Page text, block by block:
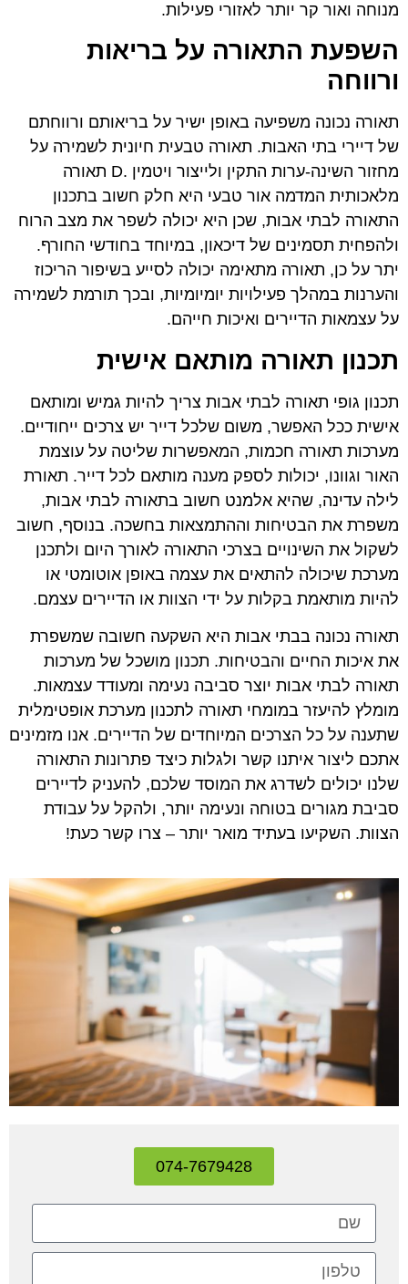
מנוחה ואור קר יותר לאזורי פעילות.
השפעת התאורה על בריאות
ורווחה
תאורה נכונה משפיעה באופן ישיר על בריאותם ורווחתם
של דיירי בתי האבות. תאורה טבעית חיונית לשמירה על
מחזור השינה-ערות התקין ולייצור ויטמין .D תאורה
מלאכותית המדמה אור טבעי היא חלק חשוב בתכנון
התאורה לבתי אבות, שכן היא יכולה לשפר את מצב הרוח
ולהפחית תסמינים של דיכאון, במיוחד בחודשי החורף.
יתר על כן, תאורה מתאימה יכולה לסייע בשיפור הריכוז
והערנות במהלך פעילויות יומיומיות, ובכך תורמת לשמירה
על עצמאות הדיירים ואיכות חייהם.
תכנון תאורה מותאם אישית
תכנון גופי תאורה לבתי אבות צריך להיות גמיש ומותאם
אישית ככל האפשר, משום שלכל דייר יש צרכים ייחודיים.
מערכות תאורה חכמות, המאפשרות שליטה על עוצמת
האור וגוונו, יכולות לספק מענה מותאם לכל דייר. תאורת
לילה עדינה, שהיא אלמנט חשוב בתאורה לבתי אבות,
משפרת את הבטיחות וההתמצאות בחשכה. בנוסף, חשוב
לשקול את השינויים בצרכי התאורה לאורך היום ולתכנן
מערכת שיכולה להתאים את עצמה באופן אוטומטי או
להיות מותאמת בקלות על ידי הצוות או הדיירים עצמם.
תאורה נכונה בבתי אבות היא השקעה חשובה שמשפרת
את איכות החיים והבטיחות. תכנון מושכל של מערכות
תאורה לבתי אבות יוצר סביבה נעימה ומעודד עצמאות.
מומלץ להיעזר במומחי תאורה לתכנון מערכת אופטימלית
שתענה על כל הצרכים המיוחדים של הדיירים. אנו מזמינים
אתכם ליצור איתנו קשר ולגלות כיצד פתרונות התאורה
שלנו יכולים לשדרג את המוסד שלכם, להעניק לדיירים
סביבת מגורים בטוחה ונעימה יותר, ולהקל על עבודת
הצוות. השקיעו בעתיד מואר יותר – צרו קשר כעת!
074-7679428